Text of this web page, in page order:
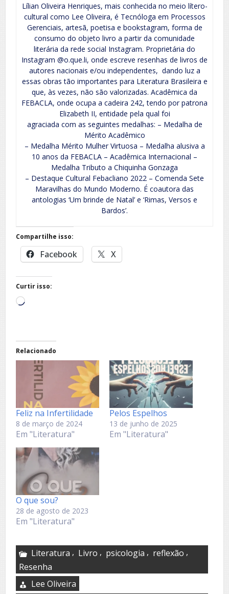
Lílian Oliveira Henriques, mais conhecida no meio lítero-
cultural como Lee Oliveira, é Tecnóloga em Processos
Gerenciais, artesã, poetisa e bookstagram, forma de
consumo do objeto livro a partir da comunidade
literária da rede social Instagram. Proprietária do
Instagram @o.que.li, onde escreve resenhas de livros de
autores nacionais e/ou independentes, dando luz a
essas obras tão importantes para Literatura Brasileira e
que, às vezes, não são valorizadas. Acadêmica da
FEBACLA, onde ocupa a cadeira 242, tendo por patrona
Elizabeth II, entidade pela qual foi
agraciada com as seguintes medalhas: – Medalha de
Mérito Acadêmico
– Medalha Mérito Mulher Virtuosa – Medalha alusiva a
10 anos da FEBACLA – Acadêmica Internacional –
Medalha Tributo a Chiquinha Gonzaga
– Destaque Cultural Febacliano 2022 – Comenda Sete
Maravilhas do Mundo Moderno. É coautora das
antologias ‘Um brinde de Natal’ e ‘Rimas, Versos e
Bardos’.
Compartilhe isso:
Facebook X
Curtir isso:
Carregando...
Relacionado
Feliz na Infertilidade
8 de março de 2024
Em "Literatura"
Pelos Espelhos
13 de junho de 2025
Em "Literatura"
O que sou?
28 de agosto de 2023
Em "Literatura"
Literatura , Livro , psicologia , reflexão ,
Resenha
Lee Oliveira